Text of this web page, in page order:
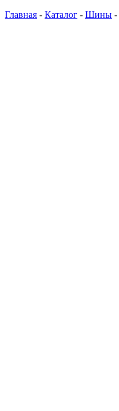
Главная - Каталог - Шины -